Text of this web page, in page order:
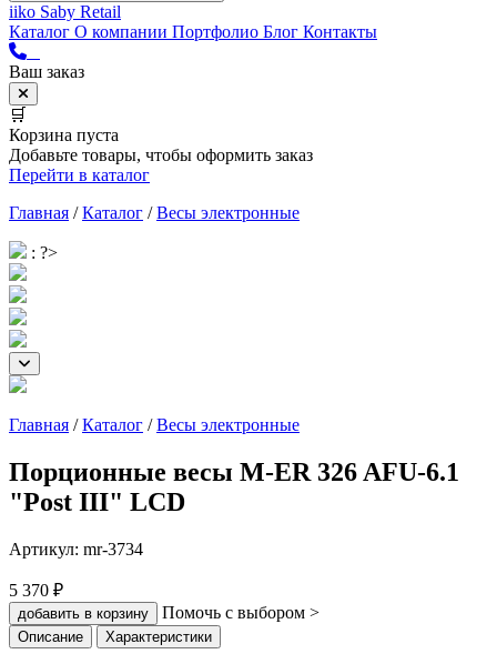
iiko Saby Retail
Каталог О компании Портфолио Блог Контакты
Ваш заказ
🛒
Корзина пуста
Добавьте товары, чтобы оформить заказ
Перейти в каталог
Главная /Каталог /Весы электронные
: ?>
Главная /Каталог /Весы электронные
Порционные весы M-ER 326 AFU-6.1
"Post III" LСD
Артикул: mr-3734
5 370 ₽
добавить в корзину Помочь с выбором >
Описание Характеристики